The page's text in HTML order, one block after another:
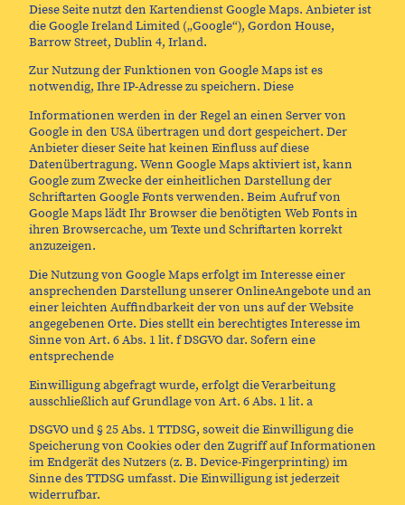
Diese Seite nutzt den Kartendienst Google Maps. Anbieter ist
die Google Ireland Limited („Google“), Gordon House,
Barrow Street, Dublin 4, Irland.
Zur Nutzung der Funktionen von Google Maps ist es
notwendig, Ihre IP-Adresse zu speichern. Diese
Informationen werden in der Regel an einen Server von
Google in den USA übertragen und dort gespeichert. Der
Anbieter dieser Seite hat keinen Einfluss auf diese
Datenübertragung. Wenn Google Maps aktiviert ist, kann
Google zum Zwecke der einheitlichen Darstellung der
Schriftarten Google Fonts verwenden. Beim Aufruf von
Google Maps lädt Ihr Browser die benötigten Web Fonts in
ihren Browsercache, um Texte und Schriftarten korrekt
anzuzeigen.
Die Nutzung von Google Maps erfolgt im Interesse einer
ansprechenden Darstellung unserer OnlineAngebote und an
einer leichten Auffindbarkeit der von uns auf der Website
angegebenen Orte. Dies stellt ein berechtigtes Interesse im
Sinne von Art. 6 Abs. 1 lit. f DSGVO dar. Sofern eine
entsprechende
Einwilligung abgefragt wurde, erfolgt die Verarbeitung
ausschließlich auf Grundlage von Art. 6 Abs. 1 lit. a
DSGVO und § 25 Abs. 1 TTDSG, soweit die Einwilligung die
Speicherung von Cookies oder den Zugriff auf Informationen
im Endgerät des Nutzers (z. B. Device-Fingerprinting) im
Sinne des TTDSG umfasst. Die Einwilligung ist jederzeit
widerrufbar.